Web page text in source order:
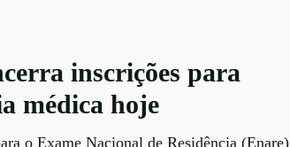
inscrições para
médica hoje
o Exame Nacional de Residência (Enare)